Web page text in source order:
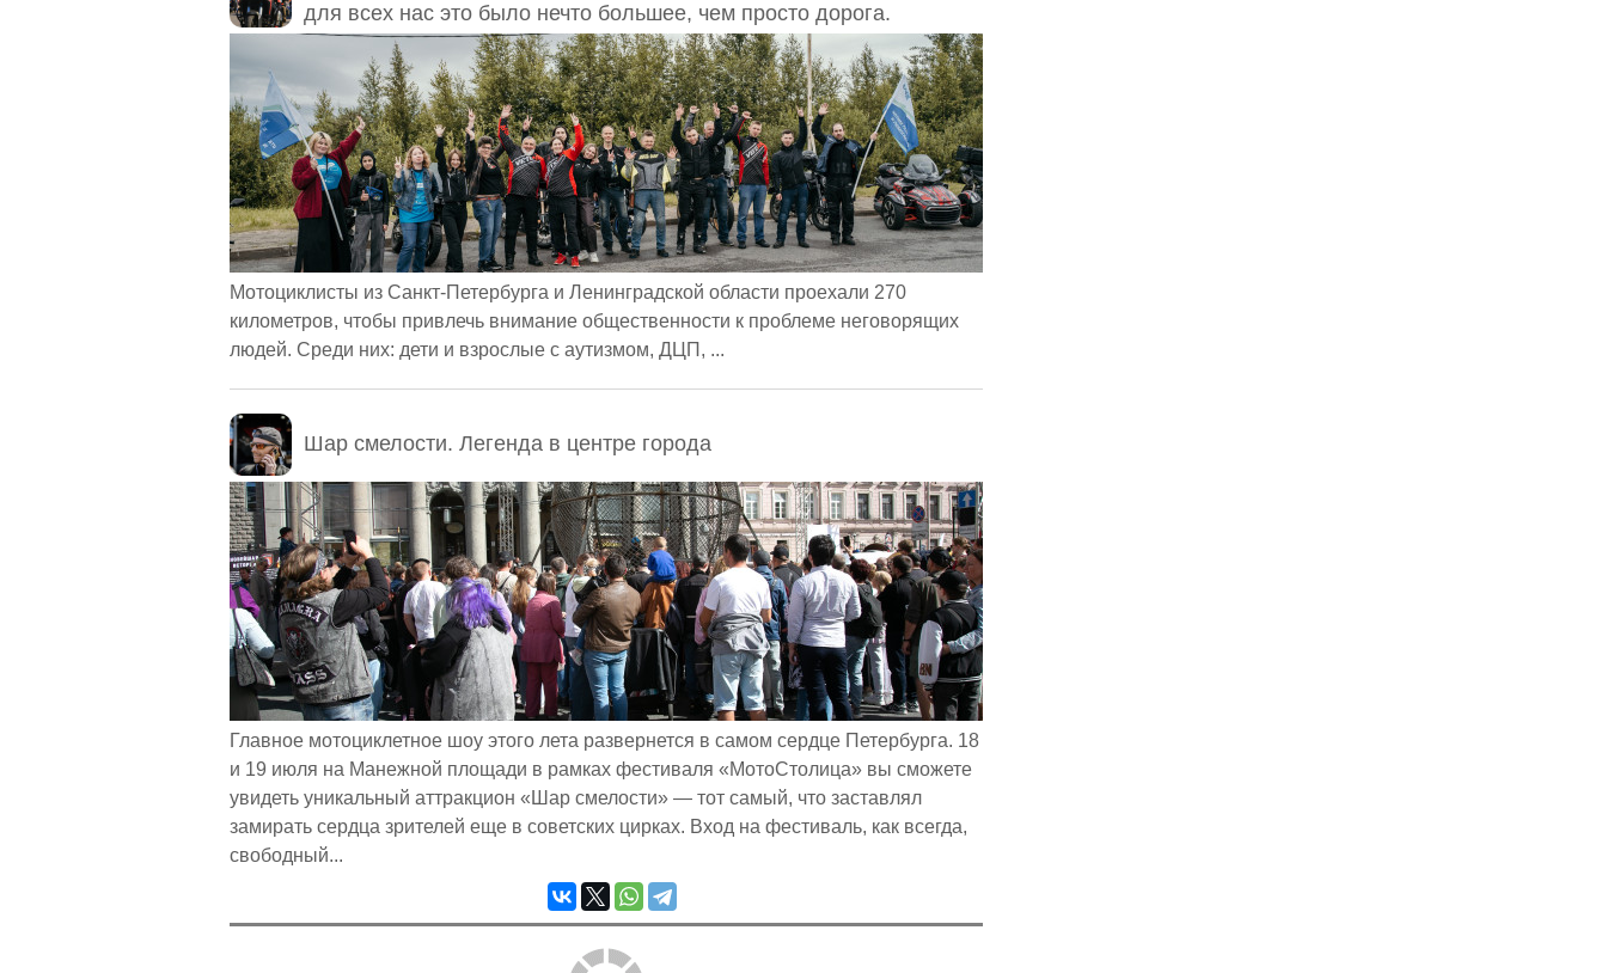
для всех нас это было нечто большее, чем просто дорога.
Мотоциклисты из Санкт-Петербурга и Ленинградской области проехали 270
километров, чтобы привлечь внимание общественности к проблеме неговорящих
людей. Среди них: дети и взрослые с аутизмом, ДЦП, ...
Шар смелости. Легенда в центре города
Главное мотоциклетное шоу этого лета развернется в самом сердце Петербурга. 18
и 19 июля на Манежной площади в рамках фестиваля «МотоСтолица» вы сможете
увидеть уникальный аттракцион «Шар смелости» — тот самый, что заставлял
замирать сердца зрителей еще в советских цирках. Вход на фестиваль, как всегда,
свободный...